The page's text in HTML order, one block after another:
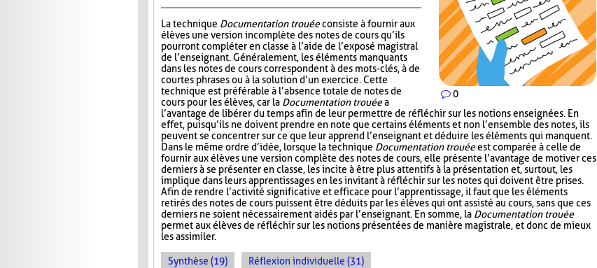
0
La technique Documentation trouéeconsiste à fournir aux
élèves une version incomplète des notes de cours qu’ils
pourront compléter en classe à l’aide de l’exposé magistral
de l’enseignant. Généralement, les éléments manquants
dans les notes de cours correspondent à des mots-clés, à de
courtes phrases ou à la solution d’un exercice. Cette
technique est préférable à l’absence totale de notes de
cours pour les élèves, car la Documentation trouéea
l’avantage de libérer du temps afin de leur permettre de réfléchir sur les notions enseignées. En
effet, puisqu’ils ne doivent prendre en note que certains éléments et non l’ensemble des notes, ils
peuvent se concentrer sur ce que leur apprend l’enseignant et déduire les éléments qui manquent.
Dans le même ordre d’idée, lorsque la technique Documentation trouéeest comparée à celle de
fournir aux élèves une version complète des notes de cours, elle présente l’avantage de motiver ces
derniers à se présenter en classe, les incite à être plus attentifs à la présentation et, surtout, les
implique dans leurs apprentissages en les invitant à réfléchir sur les notes qui doivent être prises.
Afin de rendre l’activité significative et efficace pour l’apprentissage, il faut que les éléments
retirés des notes de cours puissent être déduits par les élèves qui ont assisté au cours, sans que ces
derniers ne soient nécessairement aidés par l’enseignant. En somme, la Documentation trouée
permet aux élèves de réfléchir sur les notions présentées de manière magistrale, et donc de mieux
les assimiler.
Synthèse (19) Réflexion individuelle (31)